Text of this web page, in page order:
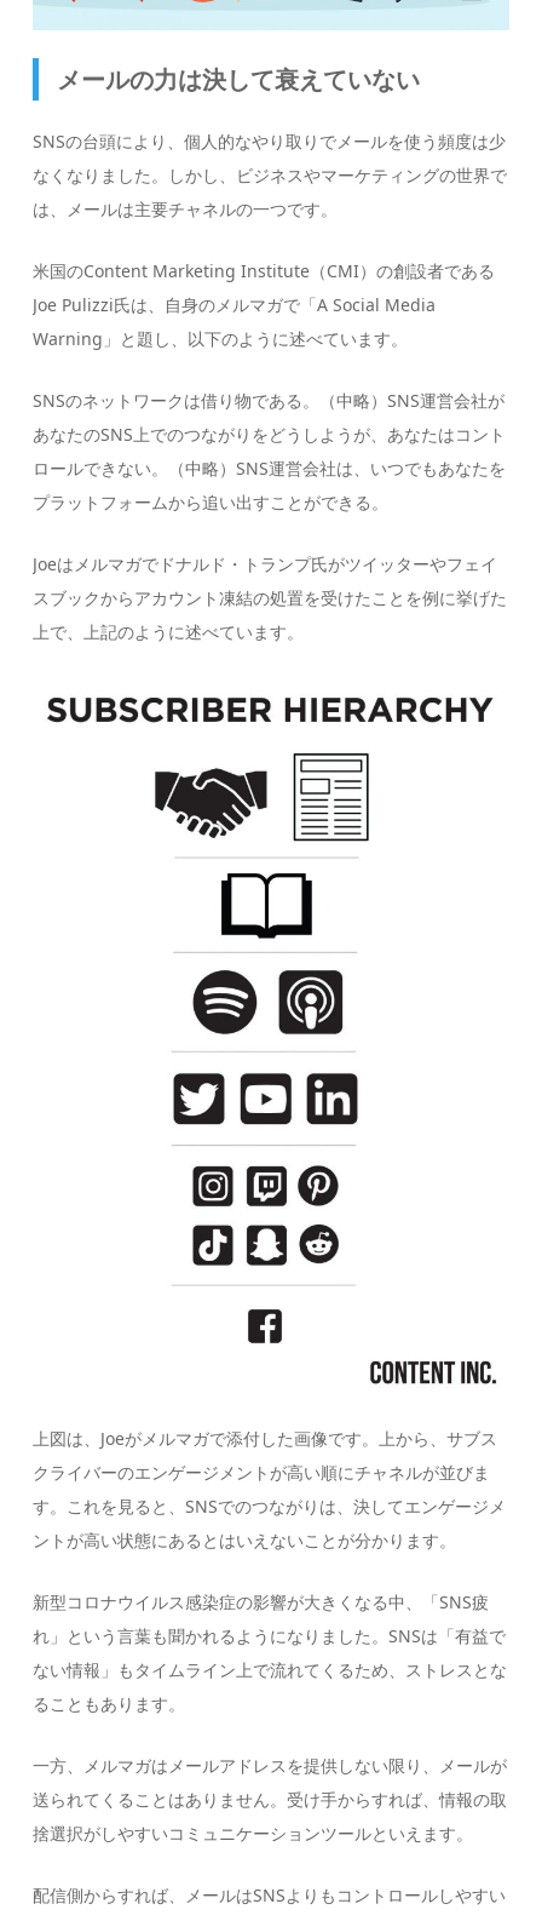
メールの力は決して衰えていない
SNSの台頭により、個人的なやり取りでメールを使う頻度は少
なくなりました。しかし、ビジネスやマーケティングの世界で
は、メールは主要チャネルの一つです。
米国のContent Marketing Institute（CMI）の創設者である
Joe Pulizzi氏は、自身のメルマガで「A Social Media
Warning」と題し、以下のように述べています。
SNSのネットワークは借り物である。（中略）SNS運営会社が
あなたのSNS上でのつながりをどうしようが、あなたはコント
ロールできない。（中略）SNS運営会社は、いつでもあなたを
プラットフォームから追い出すことができる。
Joeはメルマガでドナルド・トランプ氏がツイッターやフェイ
スブックからアカウント凍結の処置を受けたことを例に挙げた
上で、上記のように述べています。
上図は、Joeがメルマガで添付した画像です。上から、サブス
クライバーのエンゲージメントが高い順にチャネルが並びま
す。これを見ると、SNSでのつながりは、決してエンゲージメ
ントが高い状態にあるとはいえないことが分かります。
新型コロナウイルス感染症の影響が大きくなる中、「SNS疲
れ」という言葉も聞かれるようになりました。SNSは「有益で
ない情報」もタイムライン上で流れてくるため、ストレスとな
ることもあります。
一方、メルマガはメールアドレスを提供しない限り、メールが
送られてくることはありません。受け手からすれば、情報の取
捨選択がしやすいコミュニケーションツールといえます。
配信側からすれば、メールはSNSよりもコントロールしやすい